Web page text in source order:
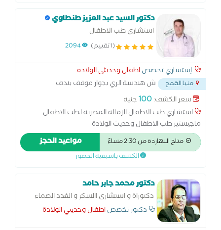
دكتور السيد عبد العزيز طنطاوي
استشاري طب الاطفال
(1 تقييم) 2094
إستشاري تخصصاطفال وحديثي الولادة
منيا القمح
ش هندسة الري بجوار موقف بندف
والتلين...
سعر الكشف:100جنيه
استشاري طب الاطفال الزمالة المصرية لطب الاطفال
ماجيستير طب الاطفال وحديث الولادة
متاح النهاردة من 2:30 مساءً مواعيد الحجز
الكشف باسبقية الحضور
دكتور محمد جابر حامد
دكتوراة و استشارى االسكر و الغدد الصماء
بكلية الطب جامعة الزقازيق دالسكر جامعة
دكتور تخصصاطفال وحديثي الولادة